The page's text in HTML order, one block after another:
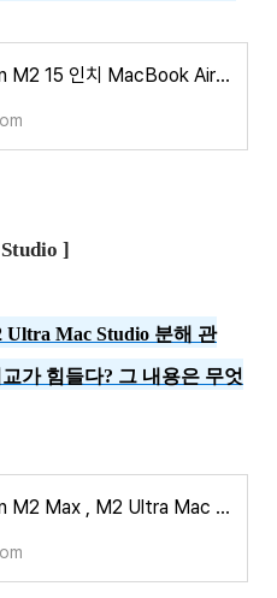
Apple Silicon M2 15 인치 MacBook Air 분해 관련 정보 및 내부 정보등장 그 내용은 무엇인가?
]
Ultra Mac Studio 분해 관
가 힘들다? 그 내용은 무엇
Apple Silicon M2 Max , M2 Ultra Mac Studio 분해 관련 정보 및 내부는 전작과 비교가 힘들다? 그 내용은 무